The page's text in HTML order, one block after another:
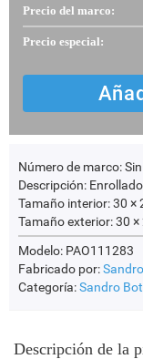
Precio del marco:
Precio especial:
Número de marco:
Descripción:
Tamaño interior:30 ×
Tamaño exterior:30 ×
Modelo: PAO111283
Fabricado por:
Categoría:Sandro
Descripción de la